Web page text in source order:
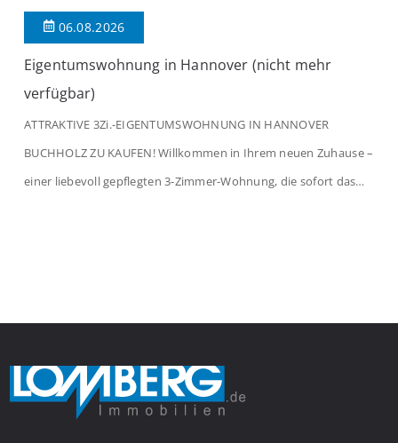
06.08.2026
Eigentumswohnung in Hannover (nicht mehr
verfügbar)
ATTRAKTIVE 3Zi.-EIGENTUMSWOHNUNG IN HANNOVER
BUCHHOLZ ZU KAUFEN! Willkommen in Ihrem neuen Zuhause –
einer liebevoll gepflegten 3-Zimmer-Wohnung, die sofort das